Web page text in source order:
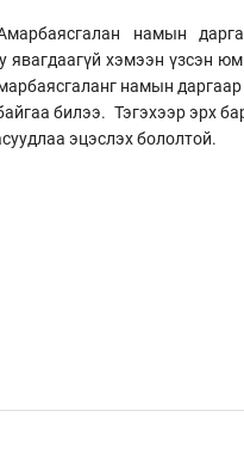
намын
хэмээн үзсэн
намын
билээ. Тэгэхээр эрх
эцэслэх бололтой.